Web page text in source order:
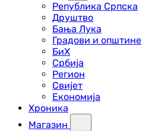
Република Српска
Друштво
Бања Лука
Градови и општине
БиХ
Србија
Регион
Свијет
Економија
Хроника
Магазин